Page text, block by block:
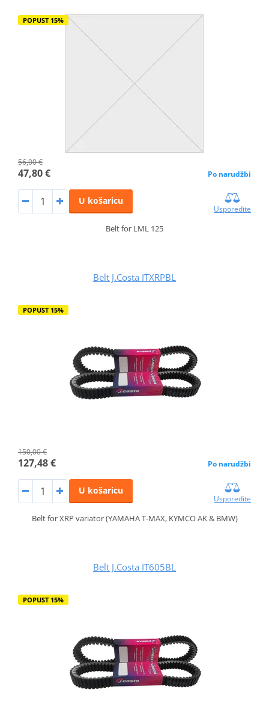
POPUST 15%
56,00 €
47,80 € Po narudžbi
U košaricu
Usporedite
Belt for LML 125
Belt J.Costa ITXRPBL
POPUST 15%
150,00 €
127,48 € Po narudžbi
U košaricu
Usporedite
Belt for XRP variator (YAMAHA T-MAX, KYMCO AK & BMW)
Belt J.Costa IT605BL
POPUST 15%